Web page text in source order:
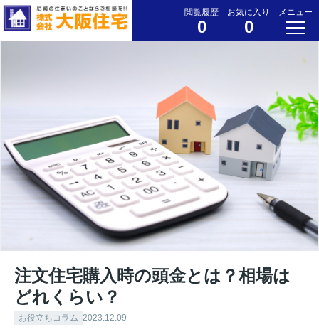
閲覧履歴
0
お気に入り
0
メニュー
注文住宅購入時の頭金とは？相場は
どれくらい？
お役立ちコラム 2023.12.09